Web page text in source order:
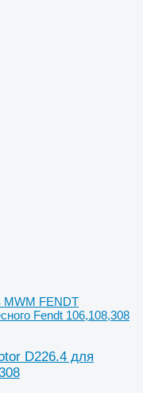
MWM FENDT
Fendt 106,108,308
D226.4 для